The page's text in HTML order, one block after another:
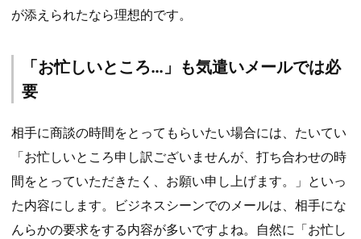
が添えられたなら理想的です。
「お忙しいところ…」も気遣いメールでは必
要
相手に商談の時間をとってもらいたい場合には、たいてい
「お忙しいところ申し訳ございませんが、打ち合わせの時
間をとっていただきたく、お願い申し上げます。」といっ
た内容にします。ビジネスシーンでのメールは、相手にな
んらかの要求をする内容が多いですよね。自然に「お忙し